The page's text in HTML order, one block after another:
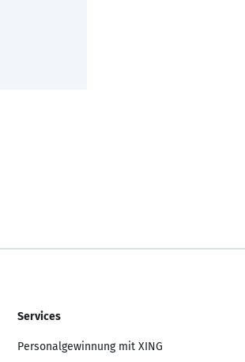
Services
Personalgewinnung mit XING